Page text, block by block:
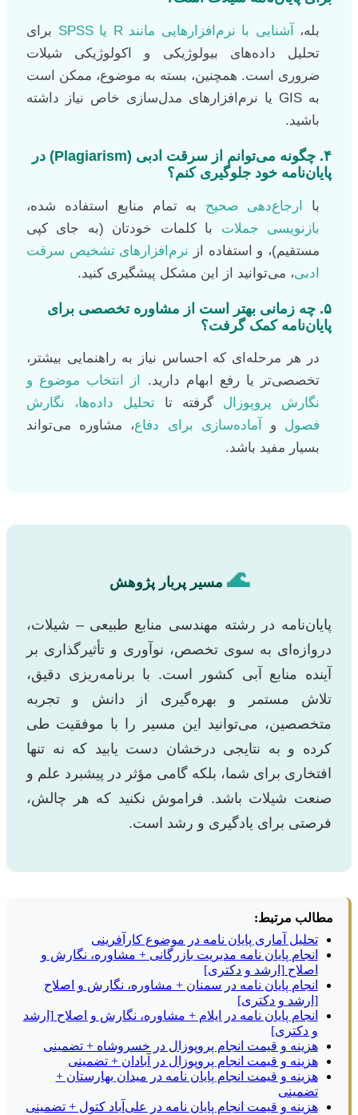
بله، آشنایی با نرم‌افزارهایی مانند R یا SPSS
برای
تحلیل داده‌های بیولوژیکی و اکولوژیکی شیلات
ضروری است. همچنین، بسته به موضوع، ممکن است
به GIS یا نرم‌افزارهای مدل‌سازی خاص نیاز داشته
باشید.
۴. چگونه می‌توانم از سرقت ادبی (Plagiarism) در
پایان‌نامه خود جلوگیری کنم؟
با ارجاع‌دهی صحیح به تمام منابع استفاده شده،
بازنویسی جملات با کلمات خودتان (به جای کپی
مستقیم)، و استفاده از نرم‌افزارهای تشخیص سرقت
ادبی، می‌توانید از این مشکل پیشگیری کنید.
۵. چه زمانی بهتر است از مشاوره تخصصی برای
پایان‌نامه کمک گرفت؟
در هر مرحله‌ای که احساس نیاز به راهنمایی بیشتر،
تخصصی‌تر یا رفع ابهام دارید.
از انتخاب موضوع و
نگارش پروپوزال گرفته تا تحلیل داده‌ها، نگارش
فصول و آماده‌سازی برای دفاع، مشاوره می‌تواند
بسیار مفید باشد.
🌊 مسیر پربار پژوهش
پایان‌نامه در رشته مهندسی منابع طبیعی – شیلات،
دروازه‌ای به سوی تخصص، نوآوری و تأثیرگذاری بر
آینده منابع آبی کشور است. با برنامه‌ریزی دقیق،
تلاش مستمر و بهره‌گیری از دانش و تجربه
متخصصین، می‌توانید این مسیر را با موفقیت طی
کرده و به نتایجی درخشان دست یابید که نه تنها
افتخاری برای شما، بلکه گامی مؤثر در پیشبرد علم و
صنعت شیلات باشد. فراموش نکنید که هر چالش،
فرصتی برای یادگیری و رشد است.
مطالب مرتبط:
تحلیل آماری پایان نامه در موضوع کارآفرینی
انجام پایان نامه مدیریت بازرگانی + مشاوره، نگارش و
اصلاح [ارشد و دکتری]
انجام پایان نامه در سمنان + مشاوره، نگارش و اصلاح
[ارشد و دکتری]
انجام پایان نامه در ایلام + مشاوره، نگارش و اصلاح [ارشد
و دکتری]
هزینه و قیمت انجام پروپوزال در خسروشاه + تضمینی
هزینه و قیمت انجام پروپوزال در آبادان + تضمینی
هزینه و قیمت انجام پایان نامه در میدان بهارستان +
تضمینی
هزینه و قیمت انجام پایان نامه در علی‌آباد کتول + تضمینی